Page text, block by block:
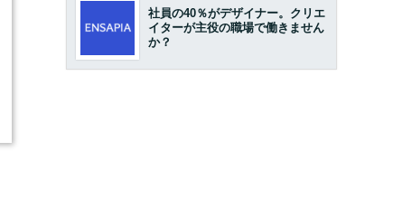
社員の40％がデザイナー。クリエ
イターが主役の職場で働きません
か？